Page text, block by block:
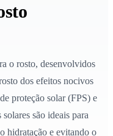
o rosto, desenvolvidos
dos efeitos nocivos
proteção solar (FPS) e
são ideais para
hidratação e evitando o